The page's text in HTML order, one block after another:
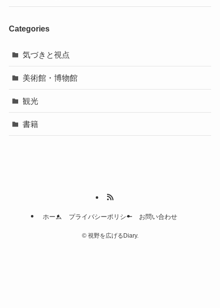
Categories
気づきと視点
美術館・博物館
観光
書籍
ホーム プライバシーポリシー お問い合わせ
©視野を広げるDiary.